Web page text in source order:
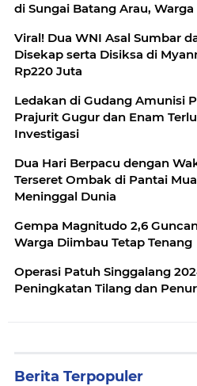
di Sungai Batang Arau,
Viral! Dua WNI Asal Sumbar
Disekap serta Disiksa di
Rp220 Juta
Ledakan di Gudang Amunisi
Prajurit Gugur dan Enam
Investigasi
Dua Hari Berpacu dengan
Terseret Ombak di Pantai
Meninggal Dunia
Gempa Magnitudo 2,6
Warga Diimbau Tetap Tenang
Operasi Patuh Singgalang
Peningkatan Tilang dan
Berita Terpopuler